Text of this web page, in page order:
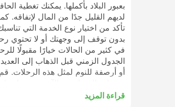
بعبور البلاد بأكملها. يمكنك تغطية
بدون توقف إلى وجهتك أو لا تحتوي
في كثير من الحالات خيارًا مقبولًا
الجدول الزمني قبل الذهاب إلى
SKY Air Bus أشهر الوجهات
قراءة المزيد